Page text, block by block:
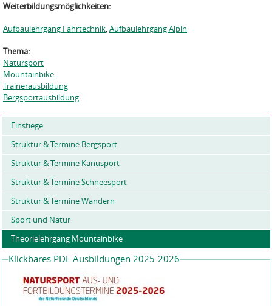
Weiterbildungsmöglichkeiten:
Aufbaulehrgang Fahrtechnik,Aufbaulehrgang Alpin
Thema:
Natursport
Mountainbike
Trainerausbildung
Bergsportausbildung
Einstiege
Struktur & Termine Bergsport
Struktur & Termine Kanusport
Struktur & Termine Schneesport
Struktur & Termine Wandern
Sport und Natur
Theorielehrgang Mountainbike
Klickbares PDF Ausbildungen 2025-2026